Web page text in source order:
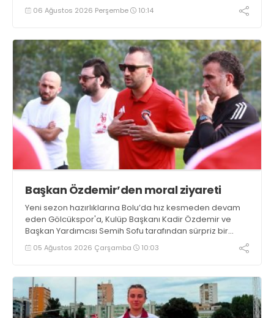
06 Ağustos 2026 Perşembe 10:14
Başkan Özdemir’den moral ziyareti
Yeni sezon hazırlıklarına Bolu’da hız kesmeden devam
eden Gölcükspor'a, Kulüp Başkanı Kadir Özdemir ve
Başkan Yardımcısı Semih Sofu tarafından sürpriz bir
moral ziyareti gerçekleştirildi
05 Ağustos 2026 Çarşamba 10:03